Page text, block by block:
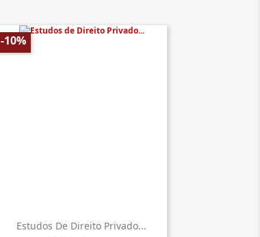
Estudos De Direito Privado...
-10%